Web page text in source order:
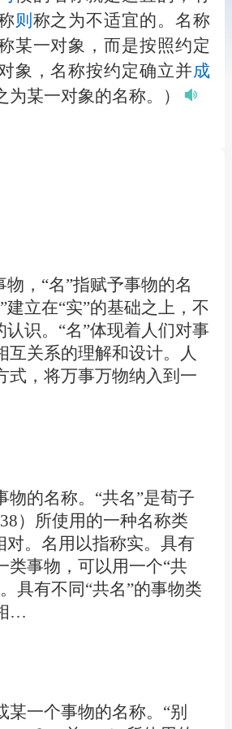
则 称之为不适宜的。名称
某一对象，而是按照约定
象，名称按约定确立并成
为某一对象的名称。）
物，“名”指赋予事物的名
建立在“实”的基础之上，不
认识。“名”体现着人们对事
互关系的理解和设计。人
式，将万事万物纳入到一
物的名称。“共名”是荀子
）所使用的一种名称类
对。名用以指称实。具有
类事物，可以用一个“共
具有不同“共名”的事物类
…
某一个事物的名称。“别